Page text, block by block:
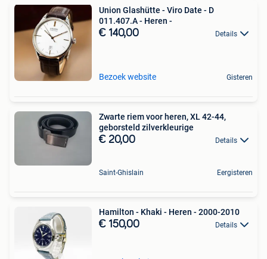
Union Glashütte - Viro Date - D
011.407.A - Heren -
€ 140,00 Details
Bezoek website Gisteren
Zwarte riem voor heren, XL 42-44,
geborsteld zilverkleurige
€ 20,00 Details
Saint-Ghislain Eergisteren
Hamilton - Khaki - Heren - 2000-2010
€ 150,00 Details